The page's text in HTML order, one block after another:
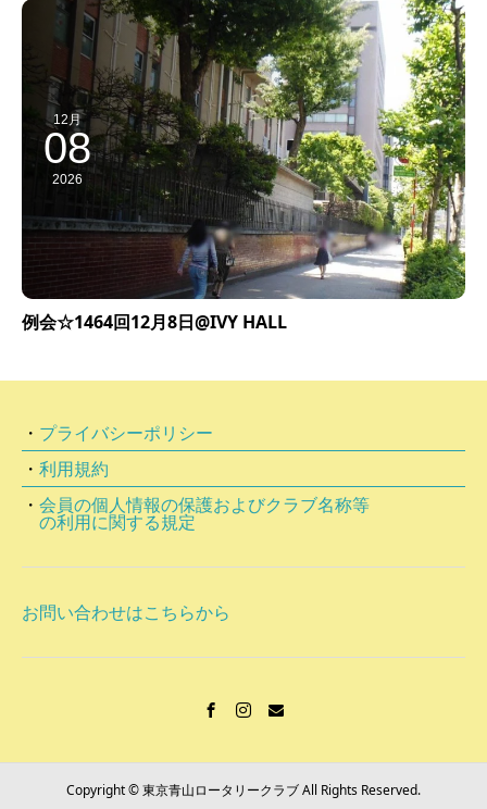
12月
08
2026
例会☆1464回12月8日@IVY HALL
・ プライバシーポリシー
・ 利用規約
・ 会員の個⼈情報の保護およびクラブ名称等
の利⽤に関する規定
お問い合わせはこちらから
Copyright © 東京青山ロータリークラブ All Rights Reserved.